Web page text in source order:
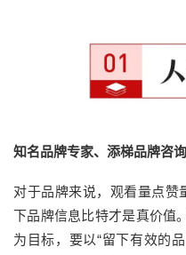
知名品牌专家、添梯品牌咨询
对于品牌来说，观看量点赞
下品牌信息比特才是真价值
为目标，要以“留下有效的